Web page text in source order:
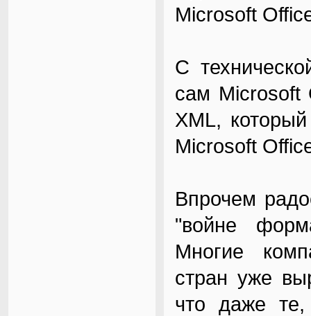
Microsoft
С
сам Microsoft
XML,
Microsoft
Впрочем
"войне
Многие
стран уже
что даже те,